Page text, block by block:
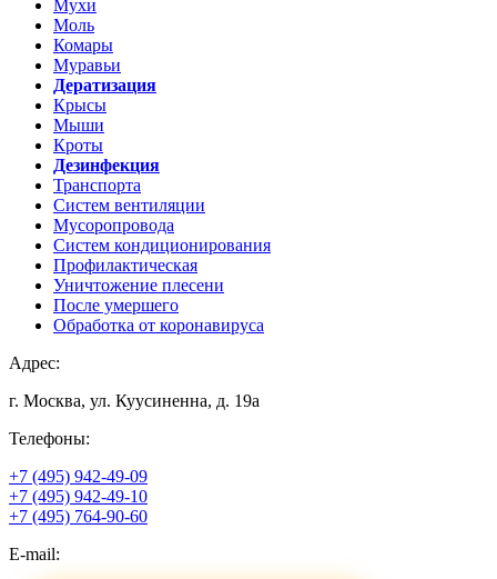
Мухи
Моль
Комары
Муравьи
Дератизация
Крысы
Мыши
Кроты
Дезинфекция
Транспорта
Систем вентиляции
Мусоропровода
Систем кондиционирования
Профилактическая
Уничтожение плесени
После умершего
Обработка от коронавируса
Адрес:
г. Москва, ул. Куусиненна, д. 19а
Телефоны:
+7 (495) 942-49-09
+7 (495) 942-49-10
+7 (495) 764-90-60
E-mail: